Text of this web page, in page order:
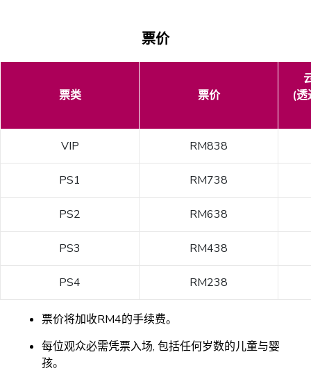
票价
票类 票价
(
VIP RM838
PS1 RM738
PS2 RM638
PS3 RM438
PS4 RM238
票价将加收RM4的手续费。
每位观众必需凭票入场, 包括任何岁数的儿童与婴
孩。